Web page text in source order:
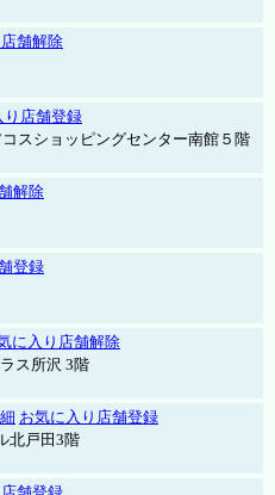
舗解除
り店舗登録
スショッピングセンター南館５階
解除
登録
に入り店舗解除
ス所沢 3階
お気に入り店舗登録
北戸田3階